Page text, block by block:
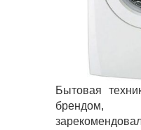
Бытовая
брендом,